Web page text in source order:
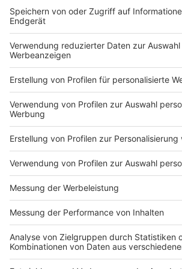
DEINE GEMERKTEN ARTIKEL
Du hast dir noch keine Artikel
Markiere sie hierfür mit einem
Impressum
Nutzungsbedingungen
Jobs
Kontakt
Studio-